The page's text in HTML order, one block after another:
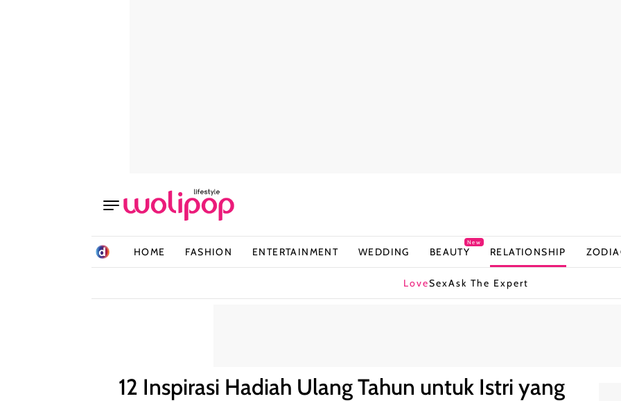
HOME FASHION ENTERTAINMENT WEDDING BEAUTY
New
RELATIONSHIP
LoveSexAsk The Expert
12 Inspirasi Hadiah Ulang Tahun untuk Istri yang